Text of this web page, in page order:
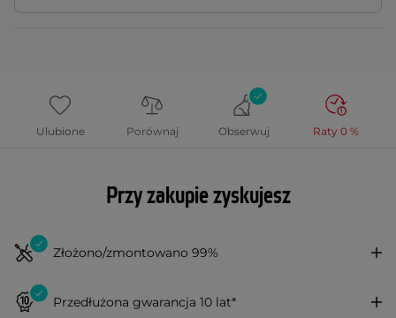
Ulubione Porównaj Obserwuj Raty 0 %
Przy zakupie zyskujesz
Złożono/zmontowano 99%
Przedłużona gwarancja 10 lat*